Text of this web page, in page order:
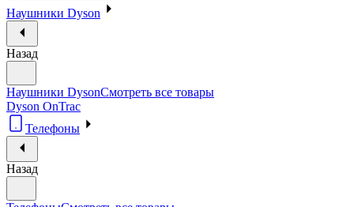
Наушники Dyson
Назад
Наушники DysonСмотреть все товары
Dyson OnTrac
Телефоны
Назад